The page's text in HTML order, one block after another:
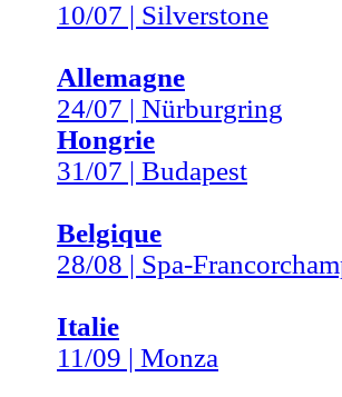
10/07 | Silverstone
Allemagne
24/07 | Nürburgring
Hongrie
31/07 | Budapest
Belgique
28/08 | Spa-
Italie
11/09 | Monza